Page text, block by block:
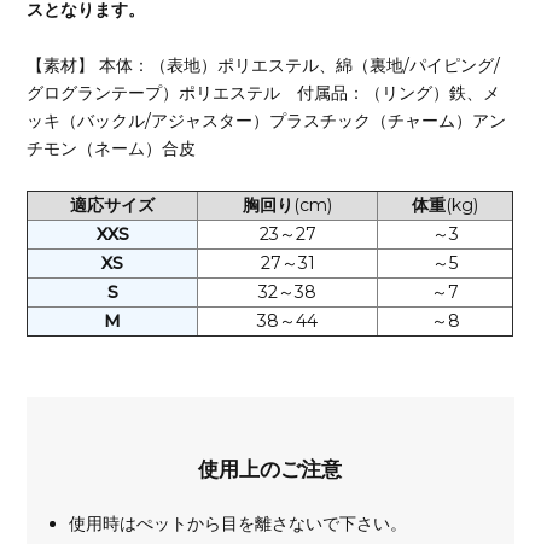
スとなります。
【素材】 本体：（表地）ポリエステル、綿（裏地/パイピング/
グログランテープ）ポリエステル 付属品：（リング）鉄、メ
ッキ（バックル/アジャスター）プラスチック（チャーム）アン
チモン（ネーム）合皮
適応サイズ 胸回り (cm) 体重(kg)
XXS
23～27
～3
XS
27～31
～5
S
32～38
～7
M
38～44 ～8
使用上のご注意
使用時はぺットから目を離さないで下さい。